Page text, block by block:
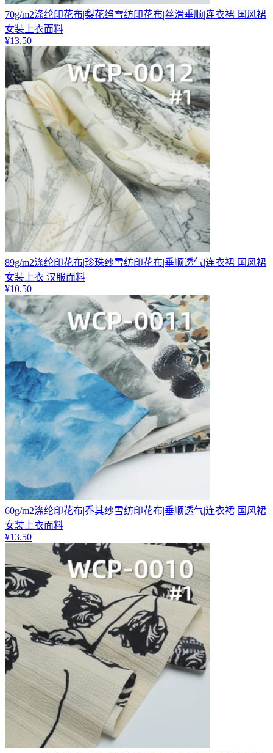
70g/m2涤纶印花布|梨花绉雪纺印花布|丝滑垂顺|连衣裙 国风裙
女装上衣面料
¥13.50
89g/m2涤纶印花布|珍珠纱雪纺印花布|垂顺透气|连衣裙 国风裙
女装上衣 汉服面料
¥10.50
60g/m2涤纶印花布|乔其纱雪纺印花布|垂顺透气|连衣裙 国风裙
女装上衣面料
¥13.50